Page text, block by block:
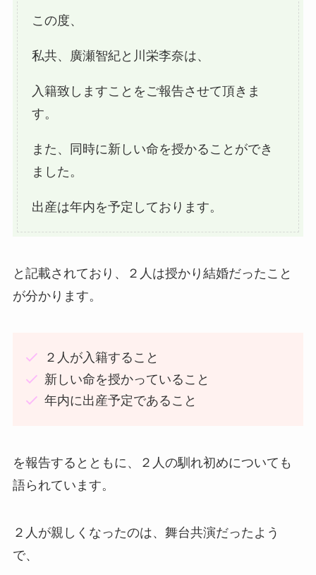
この度、
私共、廣瀬智紀と川栄李奈は、
入籍致しますことをご報告させて頂きま
す。
また、同時に新しい命を授かることができ
ました。
出産は年内を予定しております。
と記載されており、２人は授かり結婚だったこと
が分かります。
２人が入籍すること
新しい命を授かっていること
年内に出産予定であること
を報告するとともに、２人の馴れ初めについても
語られています。
２人が親しくなったのは、舞台共演だったよう
で、